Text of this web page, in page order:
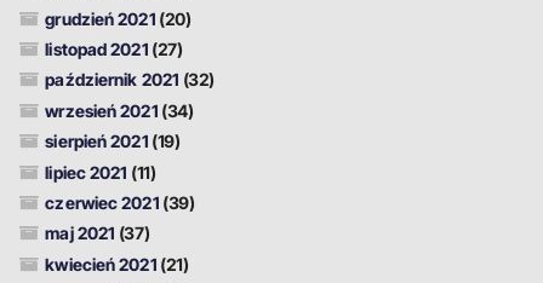
grudzień 2021 (20)
listopad 2021 (27)
październik 2021 (32)
wrzesień 2021 (34)
sierpień 2021 (19)
lipiec 2021 (11)
czerwiec 2021 (39)
maj 2021 (37)
kwiecień 2021 (21)